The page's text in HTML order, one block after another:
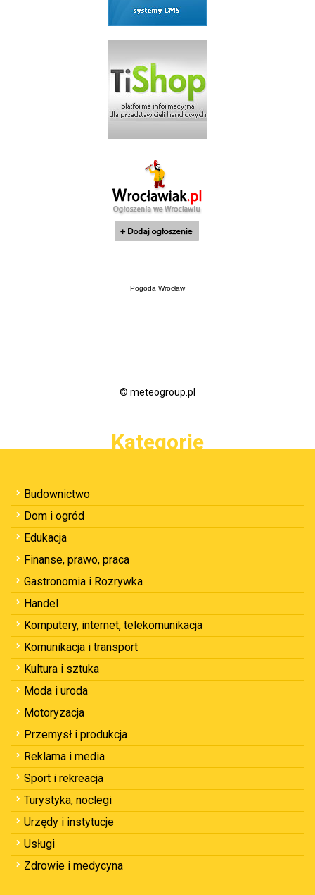
Pogoda Wrocław
© meteogroup.pl
Kategorie
Budownictwo
Dom i ogród
Edukacja
Finanse, prawo, praca
Gastronomia i Rozrywka
Handel
Komputery, internet, telekomunikacja
Komunikacja i transport
Kultura i sztuka
Moda i uroda
Motoryzacja
Przemysł i produkcja
Reklama i media
Sport i rekreacja
Turystyka, noclegi
Urzędy i instytucje
Usługi
Zdrowie i medycyna